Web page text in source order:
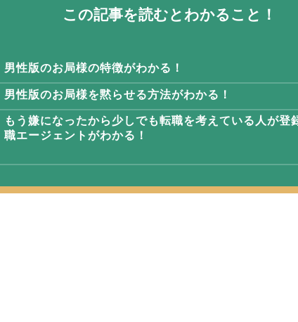
この記事を読むとわかること！
男性版のお局様の特徴がわかる！
男性版のお局様を黙らせる方法がわかる！
もう嫌になったから少しでも転職を考えている人が登
職エージェントがわかる！